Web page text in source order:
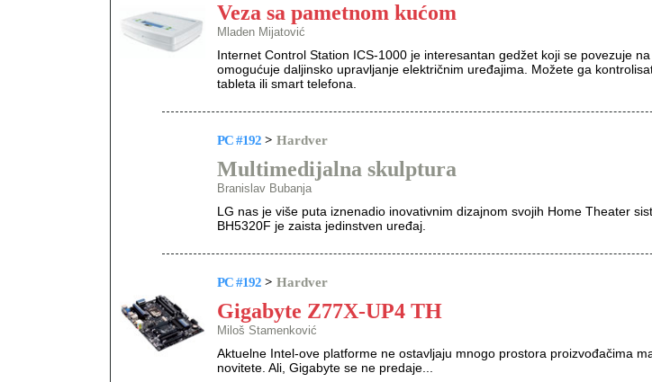
Veza sa pametnom kućom
Mladen Mijatović
Internet Control Station ICS-1000 je interesantan gedžet koji se povezuje
omogućuje daljinsko upravljanje električnim uređajima. Možete ga
tableta ili smart telefona.
PC #192 > Hardver
Multimedijalna skulptura
Branislav Bubanja
LG nas je više puta iznenadio inovativnim dizajnom svojih Home Theater
BH5320F je zaista jedinstven uređaj.
PC #192 > Hardver
Gigabyte Z77X-UP4 TH
Miloš Stamenković
Aktuelne Intel-ove platforme ne ostavljaju mnogo prostora proizvođačima
novitete. Ali, Gigabyte se ne predaje...